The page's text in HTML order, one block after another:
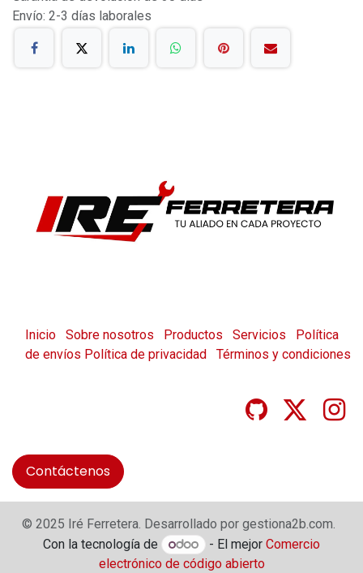
Envío: 2-3 días laborales
Inicio Sobre nosotros Productos Servicios
Política
de envíos Política de privacidad Términos y condiciones
Contáctenos
© 2025 Iré Ferretera. Desarrollado por gestiona2b.com.
Con la tecnología de
- El mejor Comercio
electrónico de código abierto